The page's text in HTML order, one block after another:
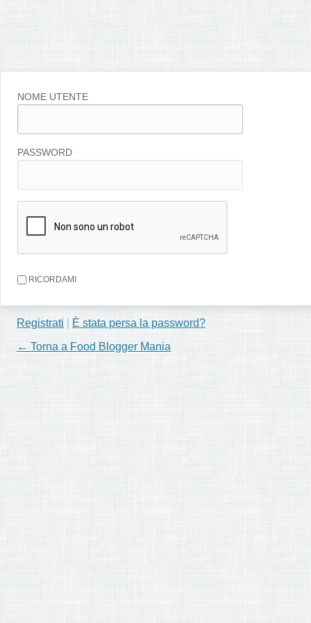
NOME UTENTE
PASSWORD
RICORDAMI
Registrati
È stata persa la password?
← Torna a Food Blogger Mania